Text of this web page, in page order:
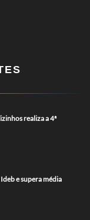
realiza a 4ª
e supera média